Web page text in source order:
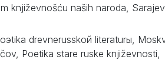
književnošću naših naroda,
drevnerusskoй literaturы,
Poetika stare ruske književnosti,